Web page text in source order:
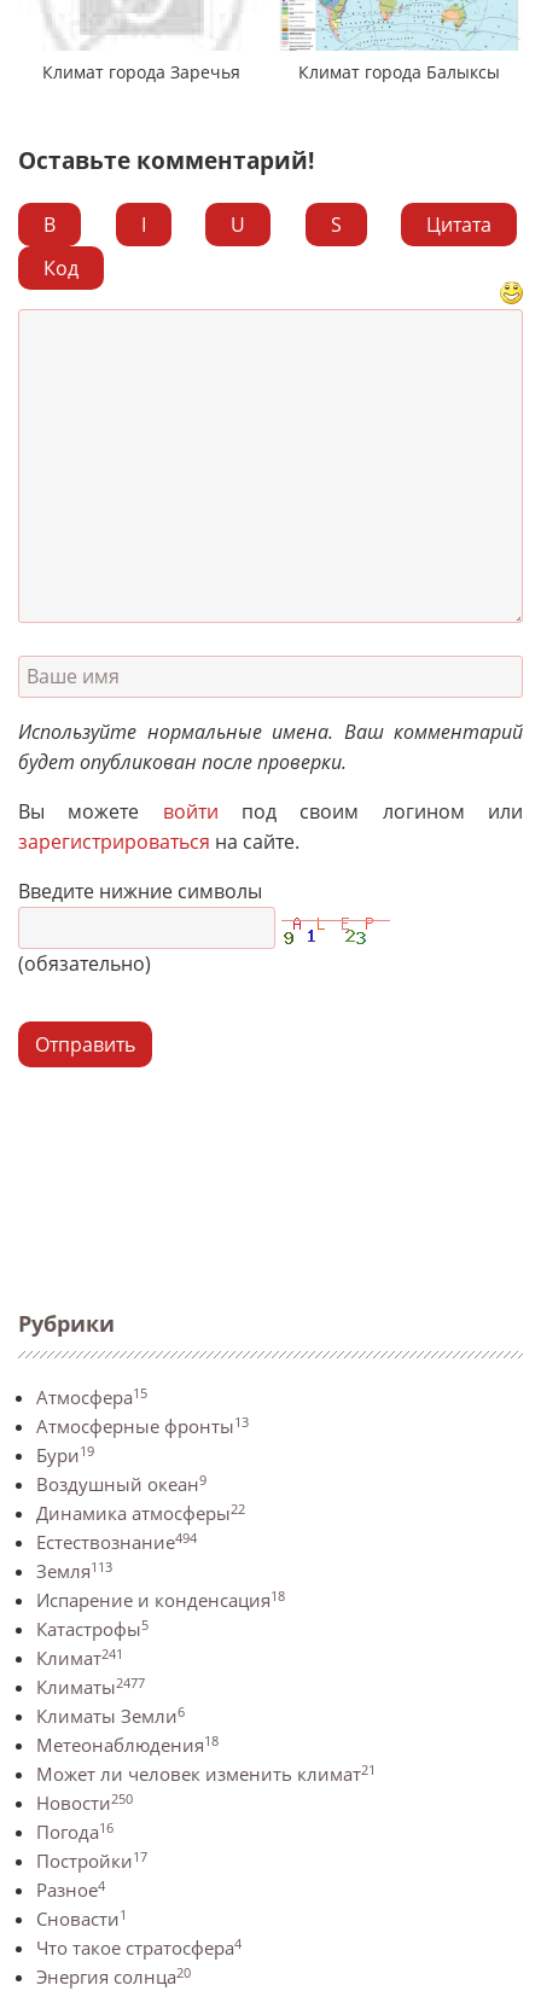
Рубрики
Атмосфера15
Атмосферные фронты13
Бури19
Воздушный океан9
Динамика атмосферы22
Естествознание494
Земля113
Испарение и конденсация18
Катастрофы5
Климат241
Климаты2477
Климаты Земли6
Метеонаблюдения18
Может ли человек изменить климат21
Новости250
Погода16
Постройки17
Разное4
Сновасти1
Что такое стратосфера4
Энергия солнца20
Климат города Заречья Климат города Балыксы
Оставьте комментарий!
B I U S
Цитата
Код
Используйте нормальные имена. Ваш комментарий
будет опубликован после проверки.
Вы можете войти под своим логином или
зарегистрироваться на сайте.
Введите нижние символы
(обязательно)
Отправить